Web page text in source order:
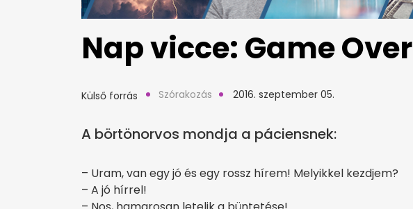
Nap vicce: Game Over
Külső forrás Szórakozás 2016. szeptember 05.
A börtönorvos mondja a páciensnek:
– Uram, van egy jó és egy rossz hírem! Melyikkel kezdjem?
– A jó hírrel!